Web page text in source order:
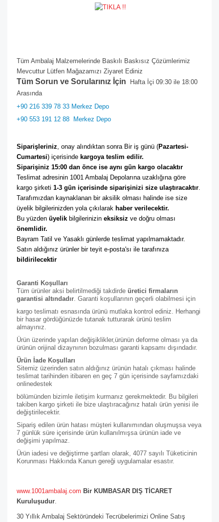
Tüm Ambalaj Malzemelerinde Baskılı Baskısız Çözümlerimiz
Mevcuttur Lütfen Mağazamızı Ziyaret Ediniz
Tüm Sorun ve Sorularınız İçin Hafta İçi 09:30 ile 18:00
Arasında
+90 216 339 78 33 Merkez Depo
+90 553 191 12 88 Merkez Depo
Siparişleriniz, onay alındıktan sonra Bir iş günü (Pazartesi-
Cumartesi) içerisinde kargoya teslim edilir.
Siparişiniz 15:00 dan önce ise aynı gün kargo olacaktır
Teslimat adresinin 1001 Ambalaj Depolarına uzaklığına göre
kargo şirketi 1-3 gün içerisinde siparişinizi size ulaştıracaktır.
Tarafımızdan kaynaklanan bir aksilik olması halinde ise size
üyelik bilgilerinizden yola çıkılarak haber verilecektir.
Bu yüzden üyelik bilgilerinizin eksiksiz
önemlidir.
Bayram Tatil ve Yasaklı günlerde teslimat yapılmamaktadır.
Satın aldığınız ürünler bir teyit e-posta'sı ile tarafınıza
bildirilecektir
Garanti Koşulları
Tüm ürünler aksi belirtilmediği takdirde üretici firmaların
garantisi altındadır. Garanti koşullarının geçerli olabilmesi için
kargo teslimatı esnasında ürünü mutlaka kontrol ediniz. Herhangi
bir hasar gördüğünüzde tutanak tutturarak ürünü teslim
almayınız.
Ürün üzerinde yapılan değişiklikler,ürünün deforme olması ya da
ürünün orijinal dizaynının bozulması garanti kapsamı dışındadır.
Ürün İade Koşulları
Sitemiz üzerinden satın aldığınız ürünün hatalı çıkması halinde
teslimat tarihinden itibaren en geç 7 gün içerisinde sayfamızdaki
onlinedestek
bölümünden bizimle iletişim kurmanız gerekmektedir. Bu bilgileri
takiben kargo şirketi ile bize ulaştıracağınız hatalı ürün yenisi ile
değiştirilecektir.
Sipariş edilen ürün hatası müşteri kullanımından oluşmuşsa veya
7 günlük süre içerisinde ürün kullanılmışsa ürünün iade ve
değişimi yapılmaz.
Ürün iadesi ve değiştirme şartları olarak, 4077 sayılı Tüketicinin
Korunması Hakkında Kanun gereği uygulamalar esastır.
www.1001ambalaj.com Bir KUMBASAR DIŞ TİCARET
Kuruluşudur.
30 Yıllık Ambalaj Sektöründeki Tecrübelerimizi Online Satış